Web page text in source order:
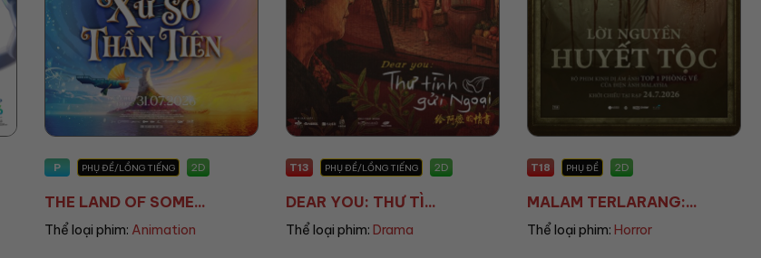
T13 PHỤ ĐỀ/LỒNG TIẾNG
DEAR YOU: THƯ TÌ...
Thể loại phim:Drama
T18 PHỤ ĐỀ 2D
MALAM TERLARANG:...
Thể loại phim:Horror
T13 PHỤ ĐỀ
THANH ÂM VƯỢT ĐẠ...
Thể loại phim:War